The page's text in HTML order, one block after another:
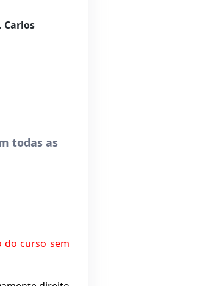
Carlos
todas as
do curso sem